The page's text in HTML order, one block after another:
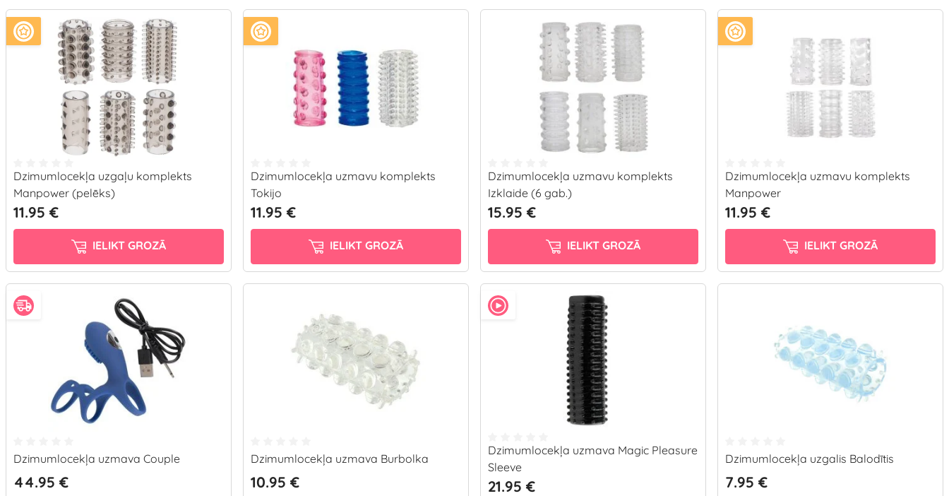
Dzimumlocekļa uzgaļu komplekts
Manpower (pelēks)
11.95 €
IELIKT GROZĀ
Dzimumlocekļa uzmavu komplekts
Tokijo
11.95 €
IELIKT GROZĀ
Dzimumlocekļa uzmavu komplekts
Izklaide (6 gab.)
15.95 €
IELIKT GROZĀ
Dzimumlocekļa uzmavu komplekts
Manpower
11.95 €
IELIKT GROZĀ
Dzimumlocekļa uzmava Couple
44.95 €
Dzimumlocekļa uzmava Burbolka
10.95 €
Dzimumlocekļa uzmava Magic Pleasure
Sleeve
21.95 €
Dzimumlocekļa uzgalis Balodītis
7.95 €